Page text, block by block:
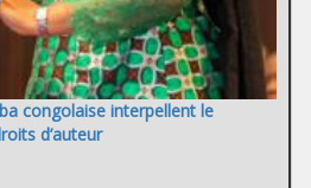
congolaise interpellent le
d’auteur